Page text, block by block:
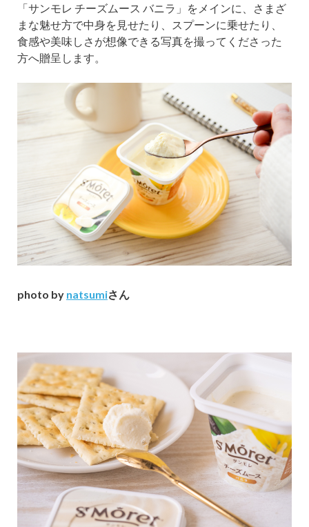
「サンモレ チーズムース バニラ」をメインに、さまざ
まな魅せ方で中身を見せたり、スプーンに乗せたり、
食感や美味しさが想像できる写真を撮ってくださった
方へ贈呈します。
photo by natsumiさん